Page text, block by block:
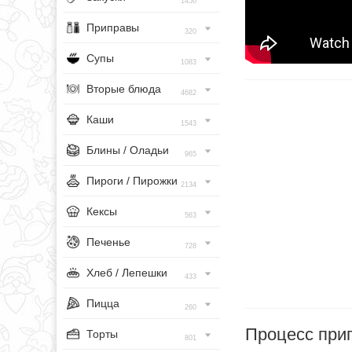
Приправы 320
Супы 1083
Вторые блюда 4682
Каши 1543
Блины / Оладьи 965
Пироги / Пирожки 2134
Кексы 563
Печенье 728
Хлеб / Лепешки 433
Пицца 260
Торты 801 Процесс